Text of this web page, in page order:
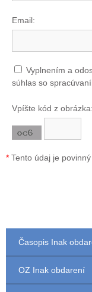
Email:
Vyplnením a
súhlas so
Vpíšte kód z obrázka:
* Tento údaj je povinný
Časopis Inak
OZ Inak obdarení